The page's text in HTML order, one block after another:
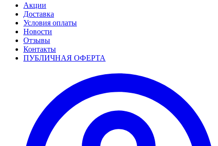
Акции
Доставка
Условия оплаты
Новости
Отзывы
Контакты
ПУБЛИЧНАЯ ОФЕРТА